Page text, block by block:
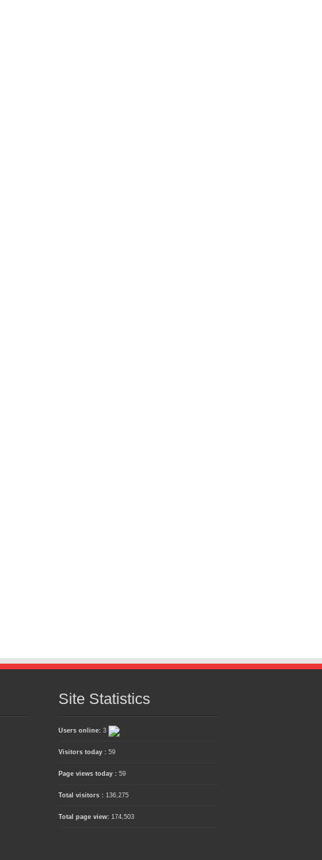
Site Statistics
Users online: 3
Visitors today : 59
Page views today : 59
Total visitors : 136,275
Total page view: 174,503